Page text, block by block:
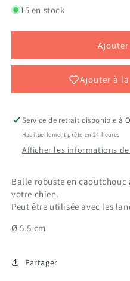
ULTRA
SMALL
15 en stock
Ajouter à
Service de retrait disponible à
Habituellement prête en 24 heures
Afficher les informations
Balle robuste en
votre chien.
Peut être utilisée avec les
Ø 5.5 cm
Partager